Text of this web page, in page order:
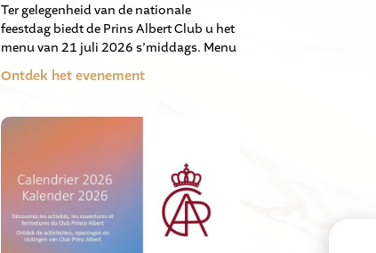
Ter gelegenheid van de nationale
feestdag biedt de Prins Albert Club u het
menu van 21 juli 2026 s’middags. Menu
Ontdek het evenement